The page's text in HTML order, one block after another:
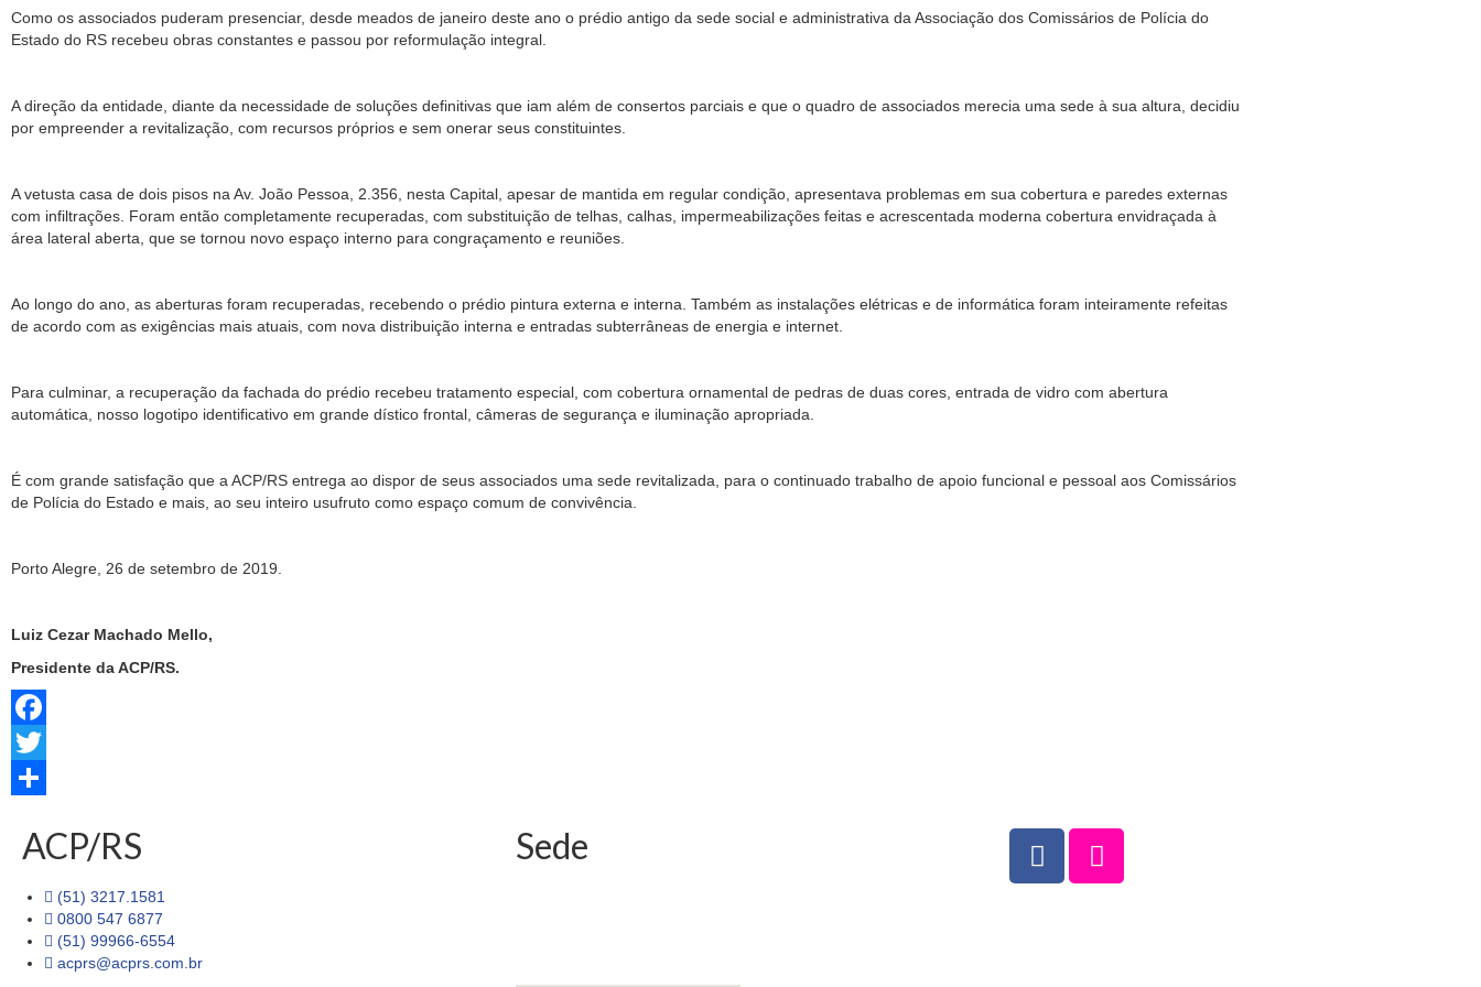
Como os associados puderam presenciar, desde meados de janeiro deste ano o prédio antigo da sede social e administrativa da Associação dos Comissários de Polícia do
Estado do RS recebeu obras constantes e passou por reformulação integral.
A direção da entidade, diante da necessidade de soluções definitivas que iam além de consertos parciais e que o quadro de associados merecia uma sede à sua altura, decidiu
por empreender a revitalização, com recursos próprios e sem onerar seus constituintes.
A vetusta casa de dois pisos na Av. João Pessoa, 2.356, nesta Capital, apesar de mantida em regular condição, apresentava problemas em sua cobertura e paredes externas
com infiltrações. Foram então completamente recuperadas, com substituição de telhas, calhas, impermeabilizações feitas e acrescentada moderna cobertura envidraçada à
área lateral aberta, que se tornou novo espaço interno para congraçamento e reuniões.
Ao longo do ano, as aberturas foram recuperadas, recebendo o prédio pintura externa e interna. Também as instalações elétricas e de informática foram inteiramente refeitas
de acordo com as exigências mais atuais, com nova distribuição interna e entradas subterrâneas de energia e internet.
Para culminar, a recuperação da fachada do prédio recebeu tratamento especial, com cobertura ornamental de pedras de duas cores, entrada de vidro com abertura
automática, nosso logotipo identificativo em grande dístico frontal, câmeras de segurança e iluminação apropriada.
É com grande satisfação que a ACP/RS entrega ao dispor de seus associados uma sede revitalizada, para o continuado trabalho de apoio funcional e pessoal aos Comissários
de Polícia do Estado e mais, ao seu inteiro usufruto como espaço comum de convivência.
Porto Alegre, 26 de setembro de 2019.
Luiz Cezar Machado Mello,
Presidente da ACP/RS.
Facebook
Twitter
ACP/RS
(51) 3217.1581
0800 547 6877
(51) 99966-6554
acprs@acprs.com.br
Sede